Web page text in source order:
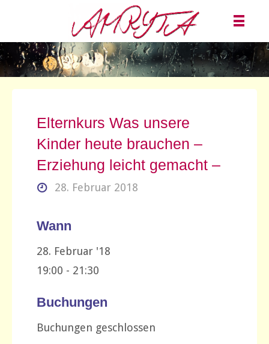
Elternkurs Was unsere
Kinder heute brauchen –
Erziehung leicht gemacht –
28. Februar 2018
Wann
28. Februar '18
19:00 - 21:30
Buchungen
Buchungen geschlossen